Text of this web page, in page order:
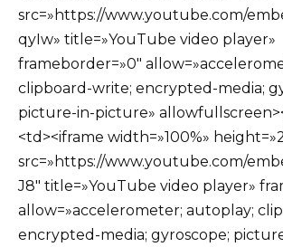
src=»https://www.youtube.com/
qyIw» title=»YouTube video player»
frameborder=»0″
clipboard-write; encrypted-media;
picture-in-picture»
<td><iframe width=»100%»
src=»https://www.youtube.com/
J8″ title=»YouTube video player»
allow=»accelerometer; autoplay;
encrypted-media; gyroscope;